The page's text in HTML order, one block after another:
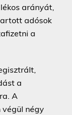
arányát,
adósok
a
a
A
végül négy